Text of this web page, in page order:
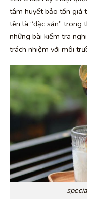
tâm huyết bảo tồn giá
tên là “đặc sản” trong
những bài kiểm tra
trách nhiệm với môi